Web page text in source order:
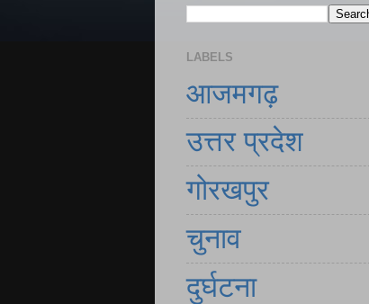
LABELS
आजमगढ़
उत्तर प्रदेश
गोरखपुर
चुनाव
दुर्घटना